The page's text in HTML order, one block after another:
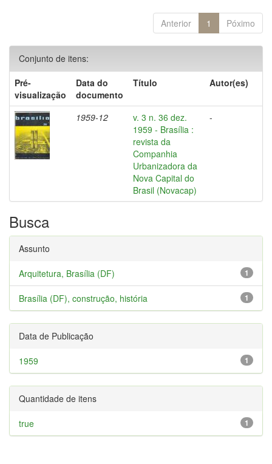
Anterior 1 Póximo
Conjunto de itens:
Pré-
visualização
Data do
documento
Título Autor(es)
1959-12
v. 3 n. 36 dez.
1959 - Brasília :
revista da
Companhia
Urbanizadora da
Nova Capital do
Brasil (Novacap)
-
Busca
Assunto
1
Arquitetura, Brasília (DF)
1
Brasília (DF), construção, história
Data de Publicação
1
1959
Quantidade de itens
1
true